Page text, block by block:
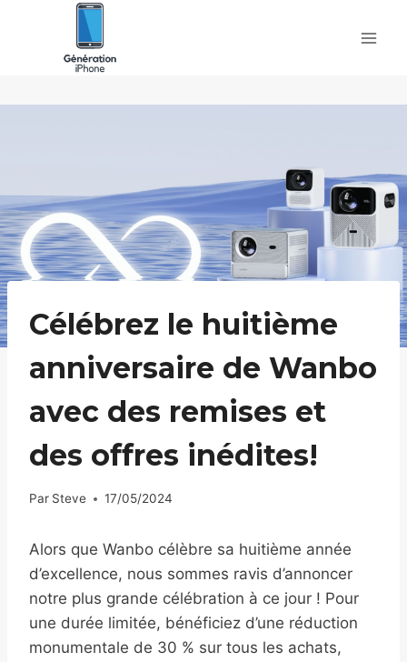
Célébrez le huitième
anniversaire de Wanbo
avec des remises et
des offres inédites!
Par Steve 17/05/2024
Alors que Wanbo célèbre sa huitième année
d’excellence, nous sommes ravis d’annoncer
notre plus grande célébration à ce jour ! Pour
une durée limitée, bénéficiez d’une réduction
monumentale de 30 % sur tous les achats,